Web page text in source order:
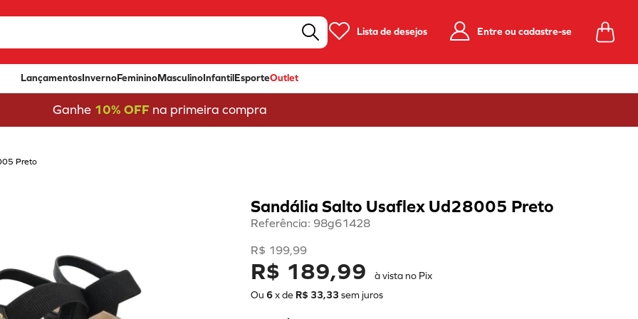
Lista de desejos Entre ou cadastre-se
LançamentosInvernoFemininoMasculinoInfantilEsporteOutlet
Ganhe 10% OFFna primeira compra
Preto
Sandália Salto Usaflex Ud28005 Preto
Referência: 98g61428
R$ 199,99
R$ 189,99
à vista no Pix
Ou6x de R$ 33,33 sem juros